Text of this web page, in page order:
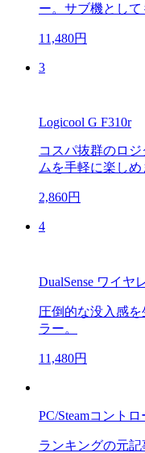
ー。サブ機として
11,480円
3
Logicool G F310r
コスパ抜群のロ
ムを手軽に楽しめ
2,860円
4
DualSense ワイヤ
圧倒的な没入感
ラー。
11,480円
PC/Steamコント
ランキングの元